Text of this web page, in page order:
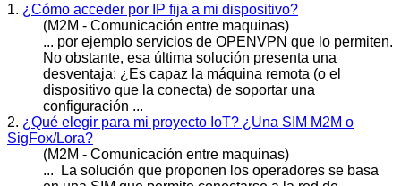
1. ¿Cómo acceder por IP fija a mi dispositivo?
(M2M - Comunicación entre maquinas)
... por ejemplo servicios de OPENVPN que lo permiten.
No obstante, esa última solución presenta una
desventaja: ¿Es capaz la máquina remota (o el
dispositivo que la conecta) de soportar una
configuración ...
2. ¿Qué elegir para mi proyecto IoT? ¿Una SIM M2M o
SigFox/Lora?
(M2M - Comunicación entre maquinas)
... La solución que proponen los operadores se basa